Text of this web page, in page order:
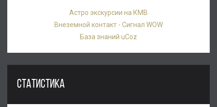
Астро экскурсии на КМВ
Внеземной контакт - Сигнал WOW
База знаний uCoz
СТАТИСТИКА